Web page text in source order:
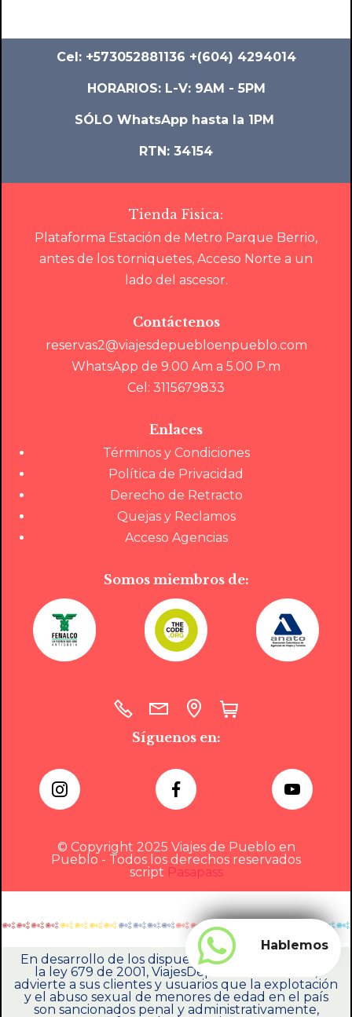
Cel: +573052881136 +(604) 4294014
HORARIOS: L-V: 9AM - 5PM
SÓLO WhatsApp hasta la 1PM
RTN: 34154
Tienda Fisica:
Plataforma Estación de Metro Parque Berrio,
antes de los torniquetes, Acceso Norte a un
lado del ascesor.
Contáctenos
reservas2@viajesdepuebloenpueblo.com
WhatsApp de 9.00 Am a 5.00 P.m
Cel: 3115679833
Enlaces
Términos y Condiciones
Política de Privacidad
Derecho de Retracto
Quejas y Reclamos
Acceso Agencias
Somos miembros de:
Síguenos en:
© Copyright 2025 Viajes de Pueblo en
Pueblo - Todos los derechos reservados
script Pasapass
Hablemos
En desarrollo de los dispuesto en el artículo 17 de
la ley 679 de 2001, ViajesDepuebloEnPueblo,
advierte a sus clientes y usuarios que la explotación
y el abuso sexual de menores de edad en el país
son sancionados penal y administrativamente,